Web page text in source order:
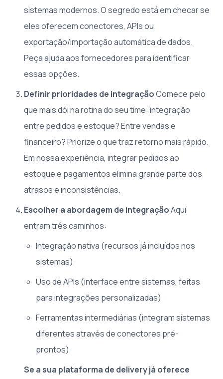
sistemas modernos. O segredo está em checar se
eles oferecem conectores, APIs ou
exportação/importação automática de dados.
Peça ajuda aos fornecedores para identificar
essas opções.
Definir prioridades de integraçãoComece pelo
que mais dói na rotina do seu time: integração
entre pedidos e estoque? Entre vendas e
financeiro? Priorize o que traz retorno mais rápido.
Em nossa experiência, integrar pedidos ao
estoque e pagamentos elimina grande parte dos
atrasos e inconsistências.
Escolher a abordagem de integraçãoAqui
entram três caminhos:
Integração nativa (recursos já incluídos nos
sistemas)
Uso de APIs (interface entre sistemas, feitas
para integrações personalizadas)
Ferramentas intermediárias (integram sistemas
diferentes através de conectores pré-
prontos)
Se a sua plataforma de delivery já oferece